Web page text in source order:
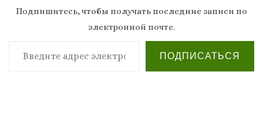
Подпишитесь, чтобы получать последние записи по
электронной почте.
Введите адрес электронной почты…
ПОДПИСАТЬСЯ